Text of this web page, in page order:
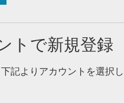
トで新規登録
記よりアカウントを選択し